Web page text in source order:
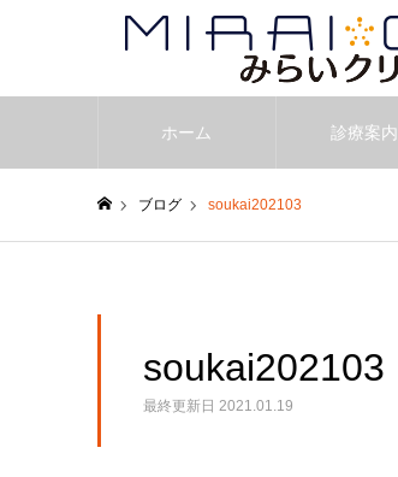
ホーム 診療案内
ブログ soukai202103
soukai202103
最終更新日 2021.01.19